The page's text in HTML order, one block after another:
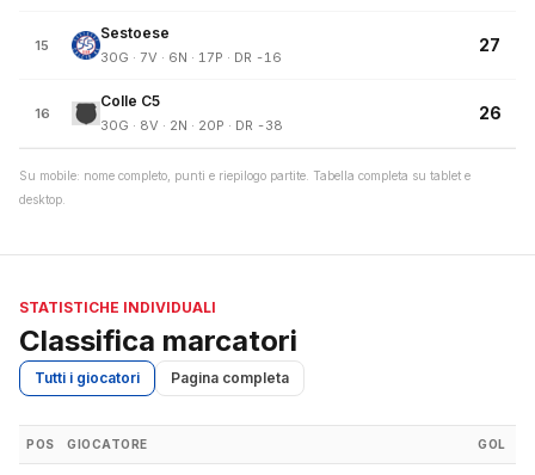
15
Sestoese
30G · 7V · 6N · 17P · DR -16
27
16
Colle C5
30G · 8V · 2N · 20P · DR -38
26
Su mobile: nome completo, punti e riepilogo partite. Tabella completa su tablet e
desktop.
STATISTICHE INDIVIDUALI
Classifica marcatori
Tutti i giocatori Pagina completa
POS GIOCATORE GOL